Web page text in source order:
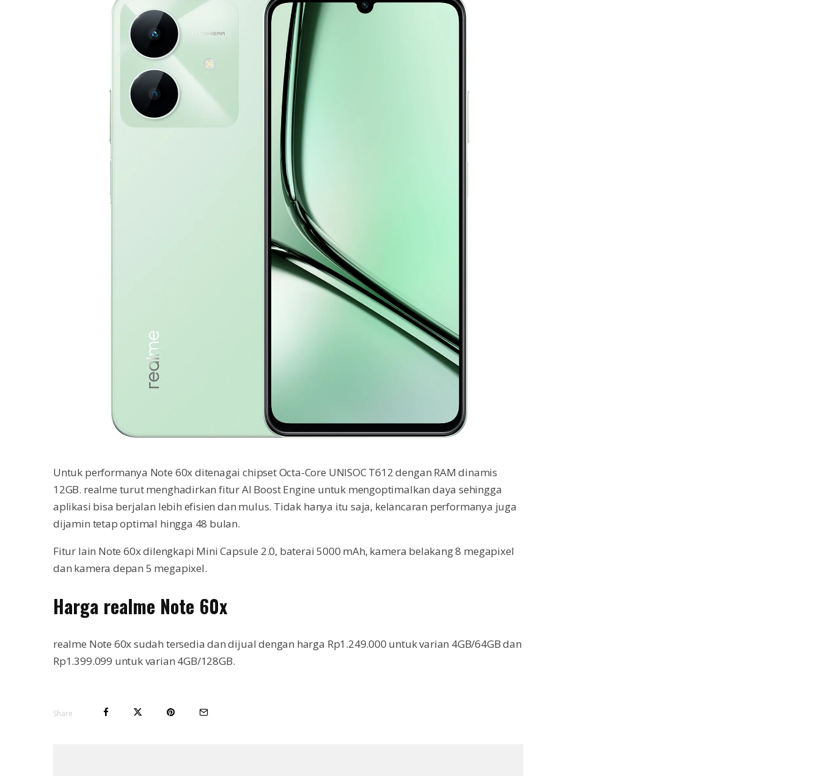
Untuk performanya Note 60x ditenagai chipset Octa-Core UNISOC T612 dengan RAM dinamis
12GB. realme turut menghadirkan fitur AI Boost Engine untuk mengoptimalkan daya sehingga
aplikasi bisa berjalan lebih efisien dan mulus. Tidak hanya itu saja, kelancaran performanya juga
dijamin tetap optimal hingga 48 bulan.
Fitur lain Note 60x dilengkapi Mini Capsule 2.0, baterai 5000 mAh, kamera belakang 8 megapixel
dan kamera depan 5 megapixel.
Harga realme Note 60x
realme Note 60x sudah tersedia dan dijual dengan harga Rp1.249.000 untuk varian 4GB/64GB dan
Rp1.399.099 untuk varian 4GB/128GB.
Share